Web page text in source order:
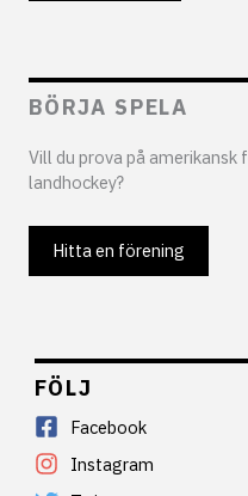
BÖRJA SPELA
Vill du prova på
landhockey?
Hitta en förening
FÖLJ
Facebook
Instagram